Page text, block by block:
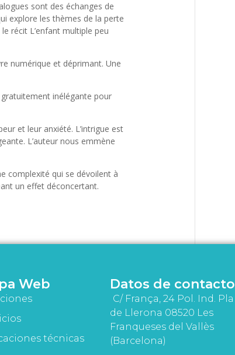
sont des échanges de
explore les thèmes de la perte
récit L’enfant multiple peu
numérique et déprimant. Une
inélégante pour
et leur anxiété. L’intrigue est
L’auteur nous emmène
complexité qui se dévoilent à
un effet déconcertant.
Web
técnicas
Datos de contacto
C/ França, 24 Pol. Ind. Pla
de Llerona 08520 Les
Franqueses del Vallès
(Barcelona)